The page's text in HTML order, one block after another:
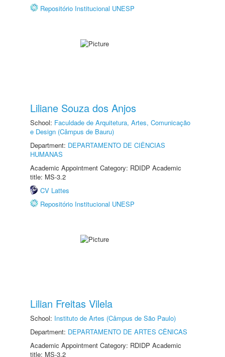
Repositório Institucional UNESP
Liliane Souza dos Anjos
School: Faculdade de Arquitetura, Artes, Comunicação
e Design (Câmpus de Bauru)
Department: DEPARTAMENTO DE CIÊNCIAS
HUMANAS
Academic Appointment Category: RDIDP Academic
title: MS-3.2
CV Lattes
Repositório Institucional UNESP
Lilian Freitas Vilela
School: Instituto de Artes (Câmpus de São Paulo)
Department: DEPARTAMENTO DE ARTES CÊNICAS
Academic Appointment Category: RDIDP Academic
title: MS-3.2